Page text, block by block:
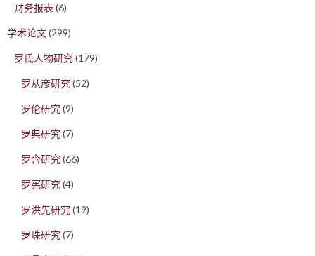
财务报表 (6)
学术论文(299)
罗氏人物研究(179)
罗从彦研究(52)
罗伦研究(9)
罗典研究(7)
罗含研究(66)
罗宪研究(4)
罗洪先研究(19)
罗珠研究(7)